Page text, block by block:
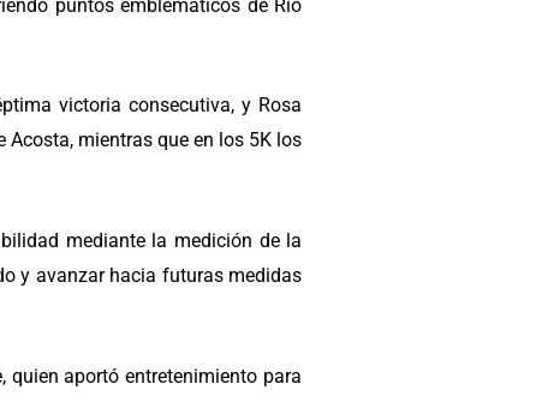
puntos emblemáticos de Río
victoria consecutiva, y Rosa
Acosta, mientras que en los 5K los
mediante la medición de la
y avanzar hacia futuras medidas
aportó entretenimiento para